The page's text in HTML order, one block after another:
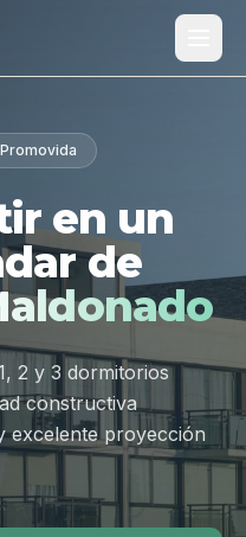
en un
de
2 y 3 dormitorios
constructiva
excelente proyección